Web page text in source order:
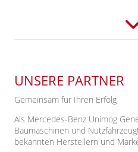
UNSERE PARTNER
Gemeinsam für Ihren Erfolg
Als Mercedes-Benz Unimog
Baumaschinen und
bekannten Herstellern und